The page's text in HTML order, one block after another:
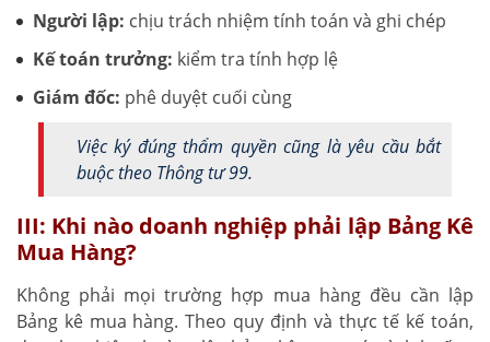
Người lập: chịu trách nhiệm tính toán và ghi chép
Kế toán trưởng: kiểm tra tính hợp lệ
Giám đốc: phê duyệt cuối cùng
Việc ký đúng thẩm quyền cũng là yêu cầu bắt
buộc theo Thông tư 99.
III: Khi nào doanh nghiệp phải lập Bảng Kê
Mua Hàng?
Không phải mọi trường hợp mua hàng đều cần lập
Bảng kê mua hàng. Theo quy định và thực tế kế toán,